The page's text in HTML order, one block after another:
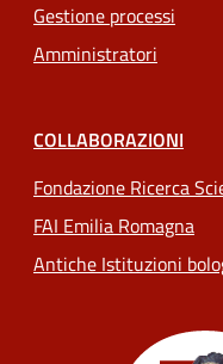
Gestione processi
Amministratori
COLLABORAZIONI
Fondazione Ricerca
FAI Emilia Romagna
Antiche Istituzioni